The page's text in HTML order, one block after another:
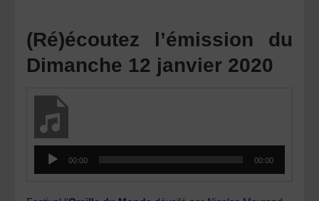
(Ré)écoutez l’émission du
Dimanche 12 janvier 2020
Lecteur
audio
00:00 00:00